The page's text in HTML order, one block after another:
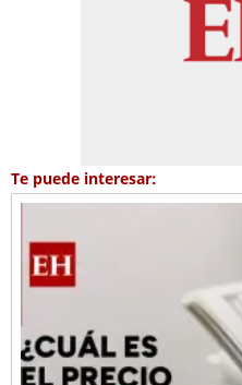
Te puede interesar: